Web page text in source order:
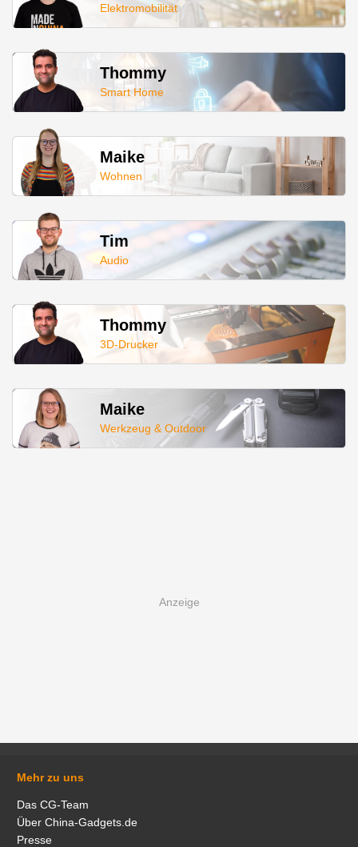
Elektromobilität
Thommy
Smart Home
Maike
Wohnen
Tim
Audio
Thommy
3D-Drucker
Maike
Werkzeug & Outdoor
Mehr zu uns
Das CG-Team
Über China-Gadgets.de
Presse